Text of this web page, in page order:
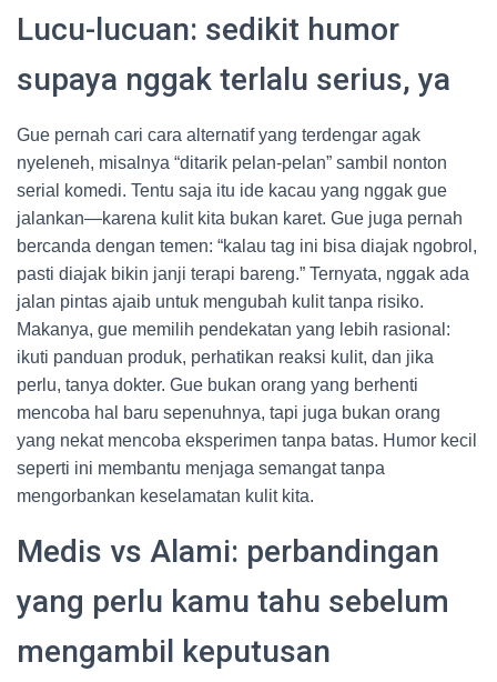
Lucu-lucuan: sedikit humor
supaya nggak terlalu serius, ya
Gue pernah cari cara alternatif yang terdengar agak
nyeleneh, misalnya “ditarik pelan-pelan” sambil nonton
serial komedi. Tentu saja itu ide kacau yang nggak gue
jalankan—karena kulit kita bukan karet. Gue juga pernah
bercanda dengan temen: “kalau tag ini bisa diajak ngobrol,
pasti diajak bikin janji terapi bareng.” Ternyata, nggak ada
jalan pintas ajaib untuk mengubah kulit tanpa risiko.
Makanya, gue memilih pendekatan yang lebih rasional:
ikuti panduan produk, perhatikan reaksi kulit, dan jika
perlu, tanya dokter. Gue bukan orang yang berhenti
mencoba hal baru sepenuhnya, tapi juga bukan orang
yang nekat mencoba eksperimen tanpa batas. Humor kecil
seperti ini membantu menjaga semangat tanpa
mengorbankan keselamatan kulit kita.
Medis vs Alami: perbandingan
yang perlu kamu tahu sebelum
mengambil keputusan